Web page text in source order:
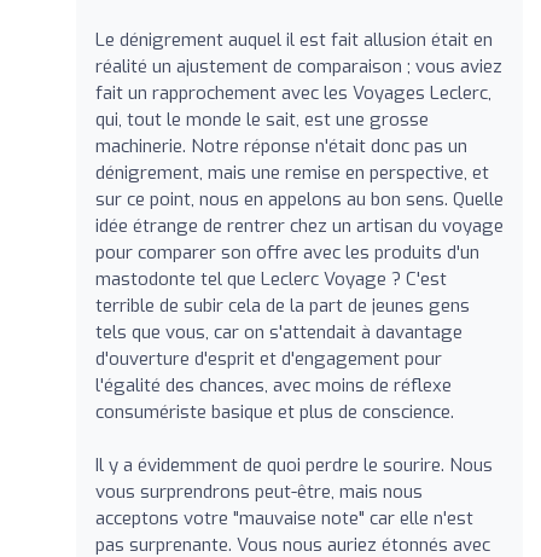
Le dénigrement auquel il est fait allusion était en
réalité un ajustement de comparaison ; vous aviez
fait un rapprochement avec les Voyages Leclerc,
qui, tout le monde le sait, est une grosse
machinerie. Notre réponse n'était donc pas un
dénigrement, mais une remise en perspective, et
sur ce point, nous en appelons au bon sens. Quelle
idée étrange de rentrer chez un artisan du voyage
pour comparer son offre avec les produits d'un
mastodonte tel que Leclerc Voyage ? C'est
terrible de subir cela de la part de jeunes gens
tels que vous, car on s'attendait à davantage
d'ouverture d'esprit et d'engagement pour
l'égalité des chances, avec moins de réflexe
consumériste basique et plus de conscience.
Il y a évidemment de quoi perdre le sourire. Nous
vous surprendrons peut-être, mais nous
acceptons votre "mauvaise note" car elle n'est
pas surprenante. Vous nous auriez étonnés avec